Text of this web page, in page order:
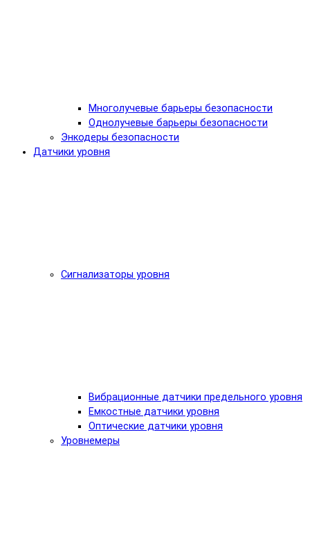
Многолучевые барьеры безопасности
Однолучевые барьеры безопасности
Энкодеры безопасности
Датчики уровня
Сигнализаторы уровня
Вибрационные датчики предельного уровня
Емкостные датчики уровня
Оптические датчики уровня
Уровнемеры